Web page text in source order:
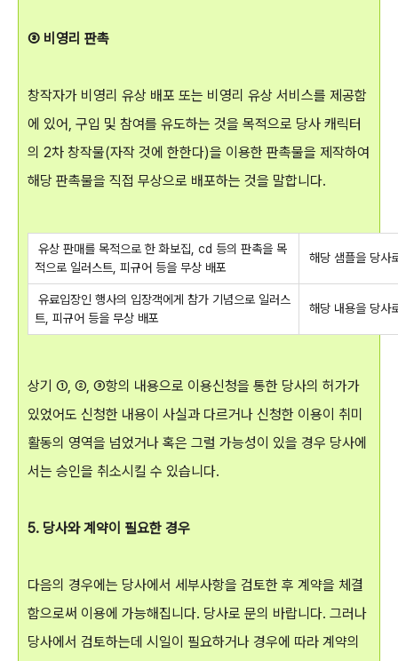
③ 비영리 판촉
창작자가 비영리 유상 배포 또는 비영리 유상 서비스를 제공함
에 있어, 구입 및 참여를 유도하는 것을 목적으로 당사 캐릭터
의 2차 창작물(자작 것에 한한다)을 이용한 판촉물을 제작하여
해당 판촉물을 직접 무상으로 배포하는 것을 말합니다.
유상 판매를 목적으로 한 화보집, cd 등의 판촉을 목
적으로 일러스트, 피규어 등을 무상 배포
해당 샘플을 당사
유료입장인 행사의 입장객에게 참가 기념으로 일러스
트, 피규어 등을 무상 배포
해당 내용을 당사
상기 ①, ②, ③항의 내용으로 이용신청을 통한 당사의 허가가
있었어도 신청한 내용이 사실과 다르거나 신청한 이용이 취미
활동의 영역을 넘었거나 혹은 그럴 가능성이 있을 경우 당사에
서는 승인을 취소시킬 수 있습니다.
5. 당사와 계약이 필요한 경우
다음의 경우에는 당사에서 세부사항을 검토한 후 계약을 체결
함으로써 이용에 가능해집니다. 당사로 문의 바랍니다. 그러나
당사에서 검토하는데 시일이 필요하거나 경우에 따라 계약의